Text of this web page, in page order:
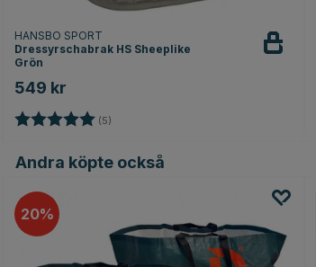
HANSBO SPORT
Dressyrschabrak HS Sheeplike
Grön
549 kr
Betyg: (5)
Andra köpte också
20